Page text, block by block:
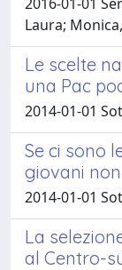
Laura;
Le scelte
una Pac
2014-01-01
Se ci sono
giovani
2014-01-01
La
al Centro-